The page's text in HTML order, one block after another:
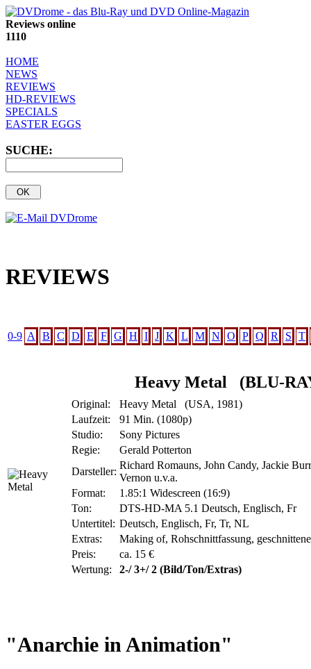
Reviews online
1110
HOME
NEWS
REVIEWS
HD-REVIEWS
SPECIALS
EASTER EGGS
SUCHE:
REVIEWS
0-9 A B C D E F G H I J K L M N O P Q R S T
Heavy Metal (BLU-
Original:
Heavy Metal (USA, 1981)
Laufzeit:
91 Min. (1080p)
Studio:
Sony Pictures
Regie:
Gerald Potterton
Darsteller:
Richard Romauns, John Candy, Jackie
Vernon u.v.a.
Format:
1.85:1 Widescreen (16:9)
Ton:
DTS-HD-MA 5.1 Deutsch, Englisch, Fr
Untertitel: Deutsch, Englisch, Fr, Tr, NL
Extras:
Making of, Rohschnittfassung,
Preis:
ca. 15 €
Wertung:
2-/ 3+/ 2 (Bild/Ton/Extras)
"Anarchie in Animation"